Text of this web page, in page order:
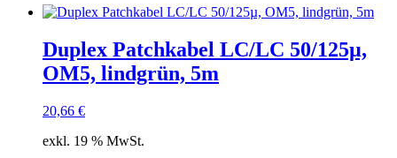
Duplex Patchkabel LC/LC 50/125µ,
OM5, lindgrün, 5m
20,66 €
exkl. 19 % MwSt.